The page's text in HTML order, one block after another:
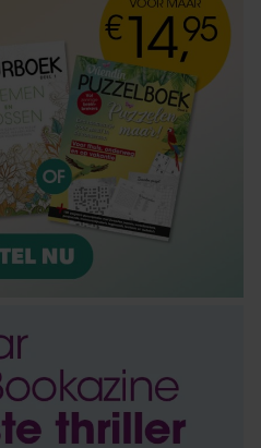
combineren met andere
verstrekt of die ze hebben
gebruik van hun services. U
als u onze website blijft